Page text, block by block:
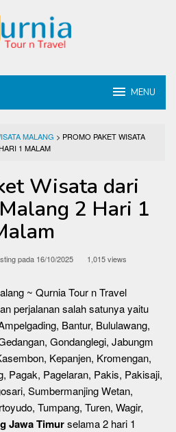
MENU
MALANG > PROMO PAKET WISATA
1 MALAM
Wisata dari
2 Hari 1
pada 16/10/2025 1,015 views
~ Qurnia Tour n Travel
perjalanan salah satunya yaitu
Bantur, Bululawang,
Gondanglegi, Jabungm
Kepanjen, Kromengan,
Pagak, Pagelaran, Pakis, Pakisaji,
Sumbermanjing Wetan,
Tumpang, Turen, Wagir,
Jawa Timurselama 2 hari 1